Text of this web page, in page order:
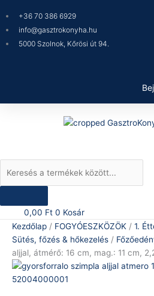
to
content
+36 70 386 6929
info@gasztrokonyha.hu
5000 Szolnok, Kőrösi út 94.
search
0,00 Ft 0 Kosár
Kezdőlap / FOGYÓESZKÖZÖK / 1.
Sütés, főzés & hőkezelés /
aljjal, átmérő: 16 cm, mag.: 11 cm,
szimpla
aljjal,
átmérő: